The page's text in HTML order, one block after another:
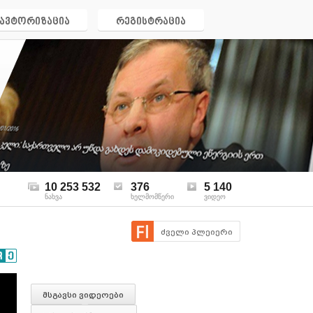
ავტორიზაცია რეგისტრაცია
10 253 532
ნახვა
376
ხელმომწერი
5 140
ვიდეო
ძველი პლეიერი
მსგავსი ვიდეოები